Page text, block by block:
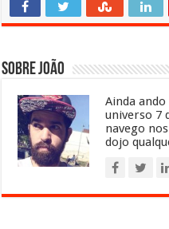
Sobre João
Ainda
universo 7
navego
dojo